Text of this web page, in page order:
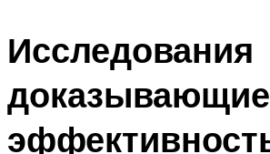
Исследования
доказывающие